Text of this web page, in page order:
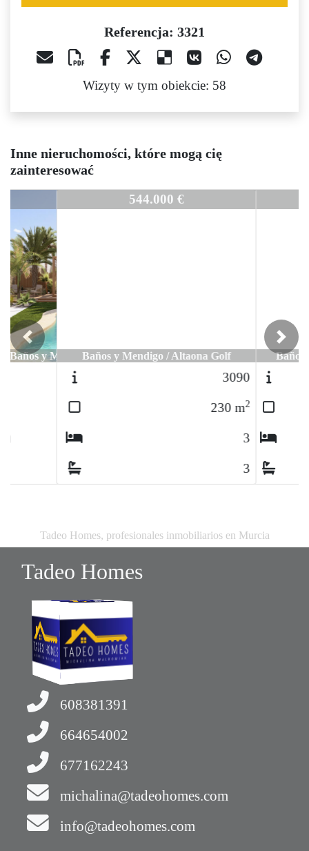
Referencja: 3321
Wizyty w tym obiekcie: 58
Inne nieruchomości, które mogą cię
zainteresować
544.000 €
Baños y Mendigo / Altaona Golf
3090
230 m2
3
3
Previous Next
Tadeo Homes, profesionales inmobiliarios en Murcia
Tadeo Homes
608381391
664654002
677162243
michalina@tadeohomes.com
info@tadeohomes.com